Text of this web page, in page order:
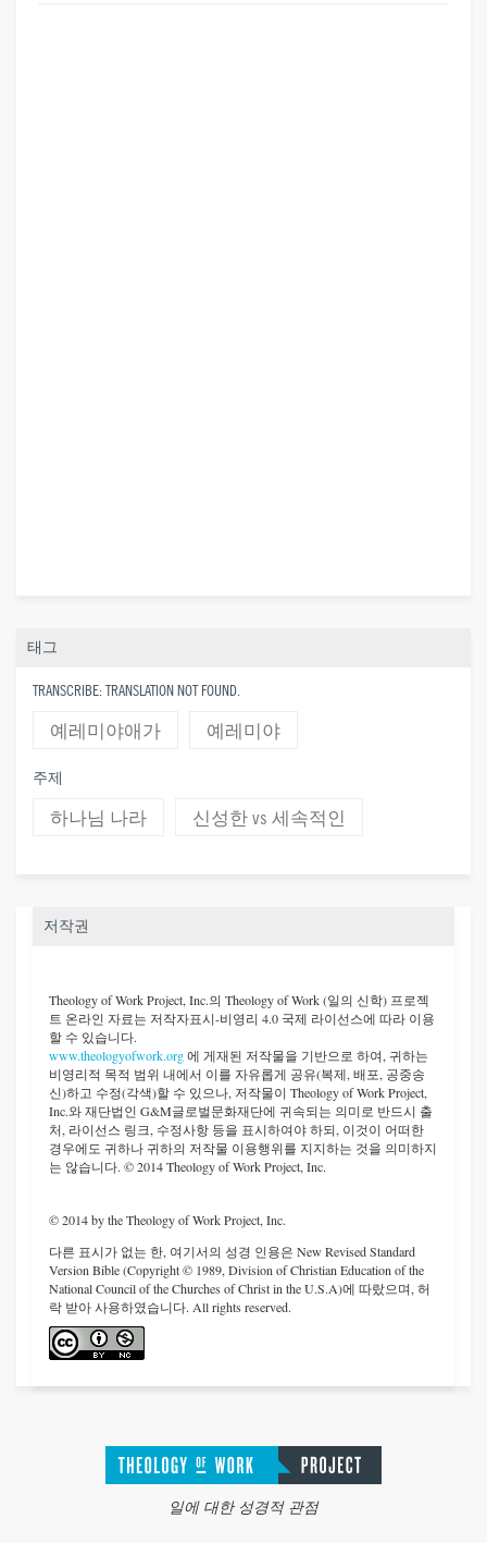
태그
TRANSCRIBE: TRANSLATION NOT FOUND.
예레미야애가 예레미야
주제
하나님 나라 신성한 vs 세속적인
저작권
Theology of Work Project, Inc.의 Theology of Work (일의 신학) 프로젝
트 온라인 자료는 저작자표시-비영리 4.0 국제 라이선스에 따라 이용
할 수 있습니다.
www.theologyofwork.org에 게재된 저작물을 기반으로 하여, 귀하는
비영리적 목적 범위 내에서 이를 자유롭게 공유(복제, 배포, 공중송
신)하고 수정(각색)할 수 있으나, 저작물이 Theology of Work Project,
Inc.와 재단법인 G&M글로벌문화재단에 귀속되는 의미로 반드시 출
처, 라이선스 링크, 수정사항 등을 표시하여야 하되, 이것이 어떠한
경우에도 귀하나 귀하의 저작물 이용행위를 지지하는 것을 의미하지
는 않습니다. © 2014 Theology of Work Project, Inc.
© 2014 by the Theology of Work Project, Inc.
다른 표시가 없는 한, 여기서의 성경 인용은 New Revised Standard
Version Bible (Copyright © 1989, Division of Christian Education of the
National Council of the Churches of Christ in the U.S.A)에 따랐으며, 허
락 받아 사용하였습니다. All rights reserved.
일에 대한 성경적 관점